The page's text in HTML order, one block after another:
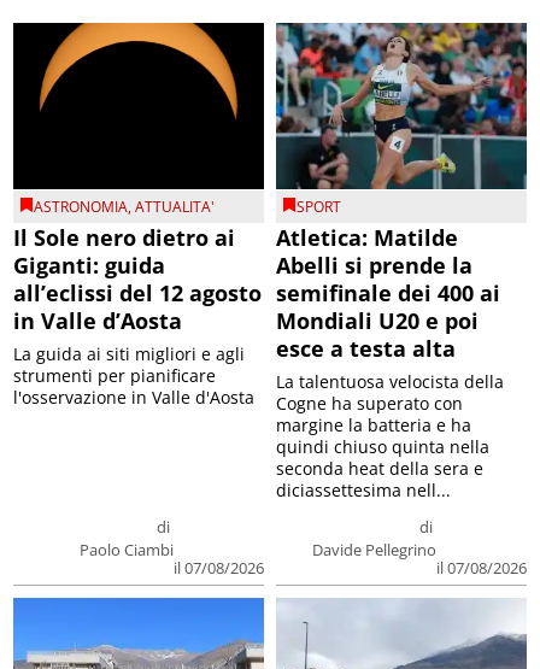
ASTRONOMIA,ATTUALITA'
Il Sole nero dietro ai
Giganti: guida
all’eclissi del 12 agosto
in Valle d’Aosta
di
Paolo Ciambi
il 07/08/2026
La guida ai siti migliori e agli
strumenti per pianificare
l'osservazione in Valle d'Aosta
SPORT
Atletica: Matilde
Abelli si prende la
semifinale dei 400 ai
Mondiali U20 e poi
esce a testa alta
di
Davide Pellegrino
il 07/08/2026
La talentuosa velocista della
Cogne ha superato con
margine la batteria e ha
quindi chiuso quinta nella
seconda heat della sera e
diciassettesima nell...